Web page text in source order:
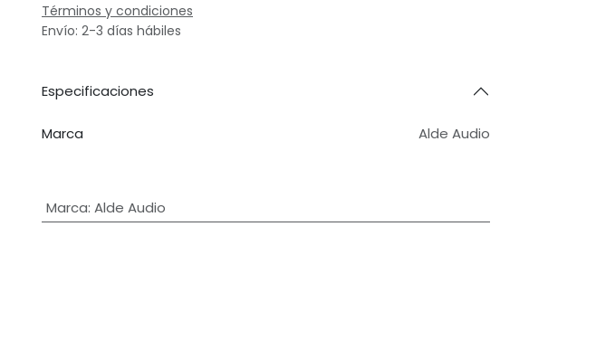
Términos y condiciones
Envío: 2-3 días hábiles
Especificaciones
Marca Alde Audio
Marca: Alde Audio